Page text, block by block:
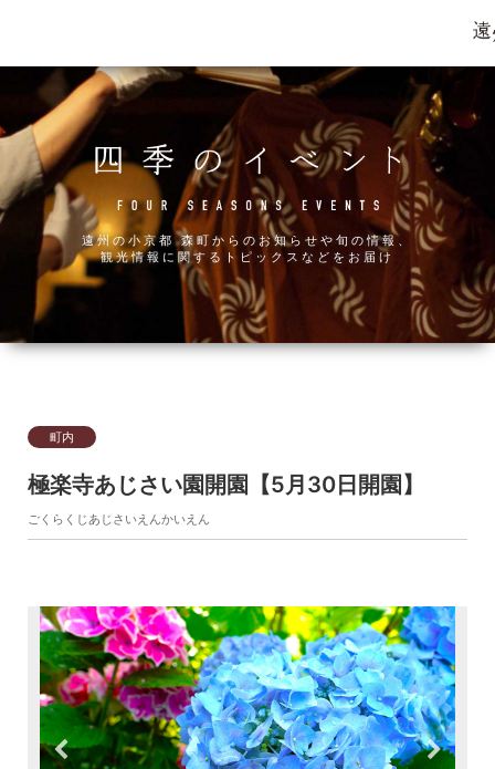
遠州の小京都 森町からのお知らせや旬の情報、
観光情報に関するトピックスなどをお届け
町内
極楽寺あじさい園開園【5月30日開園】
ごくらくじあじさいえんかいえん